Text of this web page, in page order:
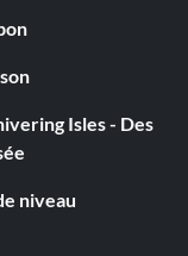
Isles - Des
niveau